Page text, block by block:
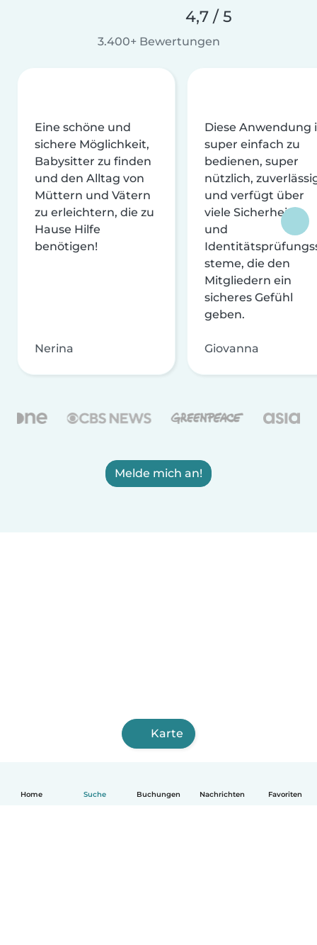
Home Suche Buchungen Nachrichten Favoriten
4,7 / 5
3.400+ Bewertungen
Eine schöne und
sichere Möglichkeit,
Babysitter zu finden
und den Alltag von
Müttern und Vätern
zu erleichtern, die zu
Hause Hilfe
benötigen!
Nerina
Diese Anwendung
super einfach zu
bedienen, super
nützlich,
und verfügt über
viele Sicherheits-
und
steme, die den
Mitgliedern ein
sicheres Gefühl
geben.
Giovanna
Melde mich an!
Karte